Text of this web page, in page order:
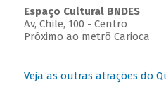
Espaço Cultural BNDES
Av, Chile, 100 - Centro
Próximo ao metrô Carioca
Veja as outras atrações do